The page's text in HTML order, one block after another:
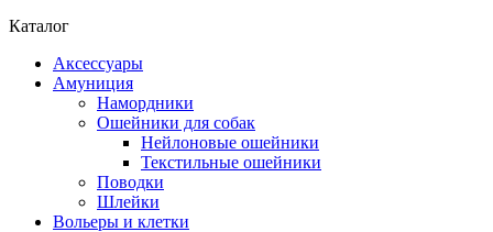
Каталог
Аксессуары
Амуниция
Намордники
Ошейники для собак
Нейлоновые ошейники
Текстильные ошейники
Поводки
Шлейки
Вольеры и клетки